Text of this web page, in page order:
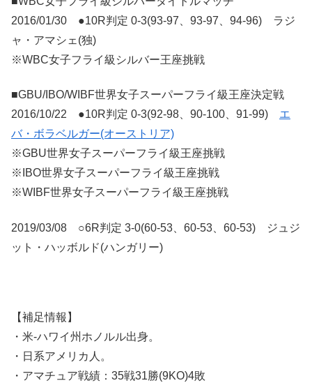
2016/01/30 ●10R判定 0-3(93-97、93-97、94-96) ラジ
ャ・アマシェ(独)
※WBC女子フライ級シルバー王座挑戦
■GBU/IBO/WIBF世界女子スーパーフライ級王座決定戦
2016/10/22 ●10R判定 0-3(92-98、90-100、91-99) エ
バ・ボラベルガー(オーストリア)
※GBU世界女子スーパーフライ級王座挑戦
※IBO世界女子スーパーフライ級王座挑戦
※WIBF世界女子スーパーフライ級王座挑戦
2019/03/08 ○6R判定 3-0(60-53、60-53、60-53) ジュジ
ット・ハッボルド(ハンガリー)
【補足情報】
・米-ハワイ州ホノルル出身。
・日系アメリカ人。
・アマチュア戦績：35戦31勝(9KO)4敗